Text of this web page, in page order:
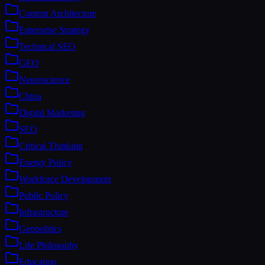
Content Architecture
Enterprise Strategy
Technical SEO
GEO
Neuroscience
China
Digital Marketing
SEO
Critical Thinking
Energy Policy
Workforce Development
Public Policy
Infrastructure
Geopolitics
Life Philosophy
Education